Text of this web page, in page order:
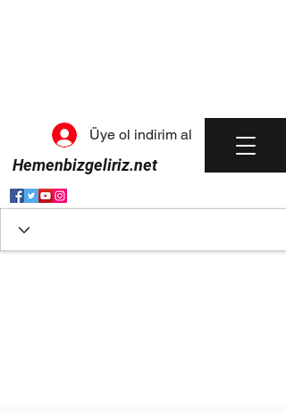
Hemenbizgeliriz.net
Üye ol indirim al